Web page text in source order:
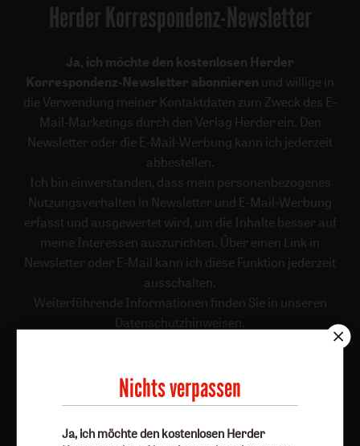
Herder Korrespondenz-Newsletter
Ja, ich möchte den kostenlosen Herder
Korrespondenz-Newsletter abonnieren und willige in
die Verwendung meiner Kontaktdaten zum Zweck des E-
Mail-Marketings durch den Verlag Herder ein. Den
Newsletter oder die E-Mail-Werbung kann ich jederzeit
abbestellen.
Ich bin einverstanden, dass mein personenbezogenes
Nutzungsverhalten in Newsletter und E-Mail-Werbung
erfasst und ausgewertet wird, um die Inhalte besser auf
meine Interessen auszurichten. Über einen Link in
Newsletter oder E-Mail kann ich diese Funktion jederzeit
ausschalten.
Weiterführende Informationen finden Sie in unseren
Datenschutzhinweisen .
Jetzt anmelden
Nichts verpassen
Ja, ich möchte den kostenlosen Herder